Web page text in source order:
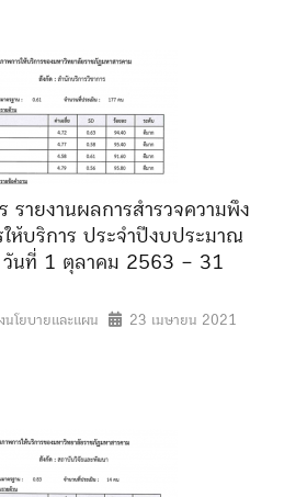
รายงานผลการสำรวจความพึง
ห้บริการ ประจำปีงบประมาณ
นที่ 1 ตุลาคม 2563 – 31
นโยบายและแผน 23 เมษายน 2021